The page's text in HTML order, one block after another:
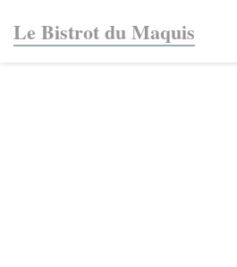
Le Bistrot du Maquis